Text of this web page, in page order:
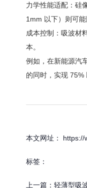
力学性能适配 ：硅
1mm 以下）则可
成本控制 ：吸波材
本。
例如，在新能源汽
的同时，实现 75%
本文网址：
标签：
上一篇： 轻薄型吸